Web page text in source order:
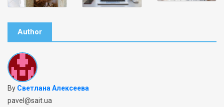
Author
By Светлана Алексеева
pavel@sait.ua